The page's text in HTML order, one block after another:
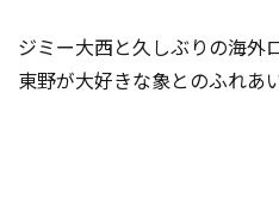
ジミー大西と久しぶりの海外
東野が大好きな象とのふれあ